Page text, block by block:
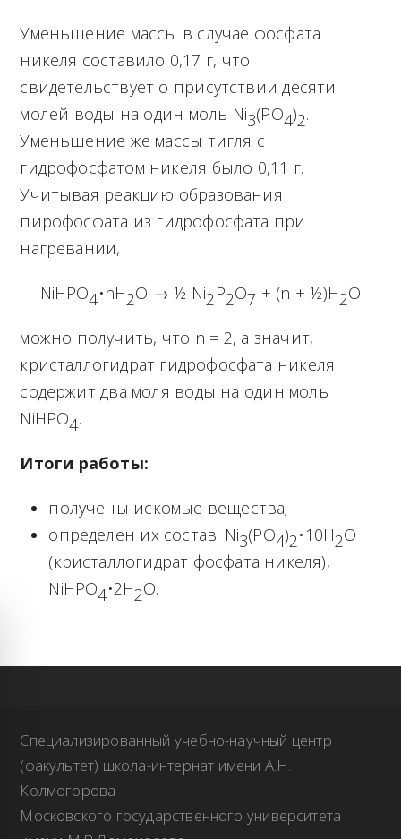
Уменьшение массы в случае фосфата
никеля составило 0,17 г, что
свидетельствует о присутствии десяти
молей воды на один моль Ni3(PO4)2.
Уменьшение же массы тигля с
гидрофосфатом никеля было 0,11 г.
Учитывая реакцию образования
пирофосфата из гидрофосфата при
нагревании,
NiHPO4•nH2O → ½ Ni2P2O7 + (n + ½)H2O
можно получить, что n = 2, а значит,
кристаллогидрат гидрофосфата никеля
содержит два моля воды на один моль
NiHPO4.
Итоги работы:
получены искомые вещества;
определен их состав: Ni3(PO4)2•10H2O
(кристаллогидрат фосфата никеля),
NiHPO4•2H2O.
Специализированный учебно-научный центр
(факультет) школа-интернат имени А.Н.
Колмогорова
Московского государственного университета